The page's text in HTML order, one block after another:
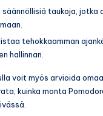
säännöllisiä taukoja, jotka
tehokkaamman
hallinnan.
voit myös arvioida
kuinka monta